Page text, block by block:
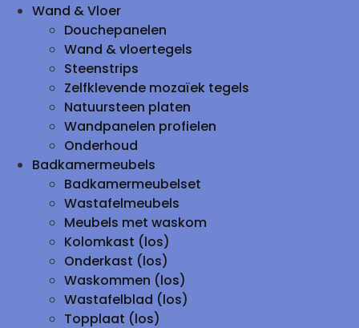
Wand & Vloer
Douchepanelen
Wand & vloertegels
Steenstrips
Zelfklevende mozaïek tegels
Natuursteen platen
Wandpanelen profielen
Onderhoud
Badkamermeubels
Badkamermeubelset
Wastafelmeubels
Meubels met waskom
Kolomkast (los)
Onderkast (los)
Waskommen (los)
Wastafelblad (los)
Topplaat (los)